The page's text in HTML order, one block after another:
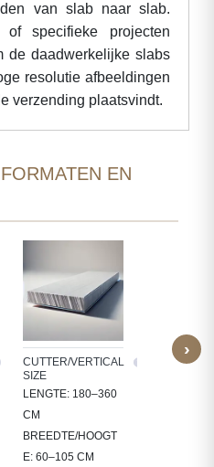
van slab naar slab.
of specifieke projecten
de daadwerkelijke slabs
resolutie afbeeldingen
verzending plaatsvindt.
EN
CUTTER/VERTICAL
SIZE
LENGTE: 180–360
CM
BREEDTE/HOOGT
E: 60–105 CM
TILES
›